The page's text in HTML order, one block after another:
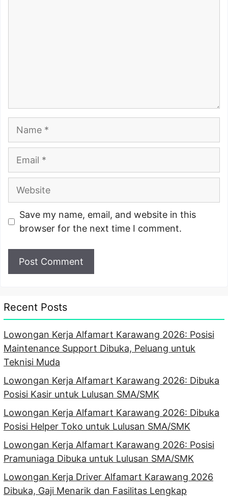
Name
Email
Website
Save my name, email, and website in this
browser for the next time I comment.
Recent Posts
Lowongan Kerja Alfamart Karawang 2026: Posisi
Maintenance Support Dibuka, Peluang untuk
Teknisi Muda
Lowongan Kerja Alfamart Karawang 2026: Dibuka
Posisi Kasir untuk Lulusan SMA/SMK
Lowongan Kerja Alfamart Karawang 2026: Dibuka
Posisi Helper Toko untuk Lulusan SMA/SMK
Lowongan Kerja Alfamart Karawang 2026: Posisi
Pramuniaga Dibuka untuk Lulusan SMA/SMK
Lowongan Kerja Driver Alfamart Karawang 2026
Dibuka, Gaji Menarik dan Fasilitas Lengkap